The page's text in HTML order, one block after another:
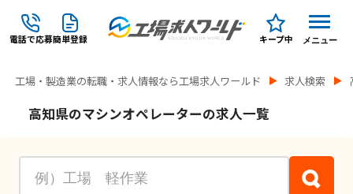
電話で応募簡単登録 キープ中 メニュー
工場・製造業の転職・求人情報なら工場求人ワールド 求人検索
高知県のマシンオペレーターの求人一覧